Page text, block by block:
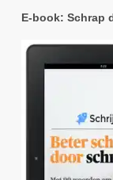
E-book: Schrap